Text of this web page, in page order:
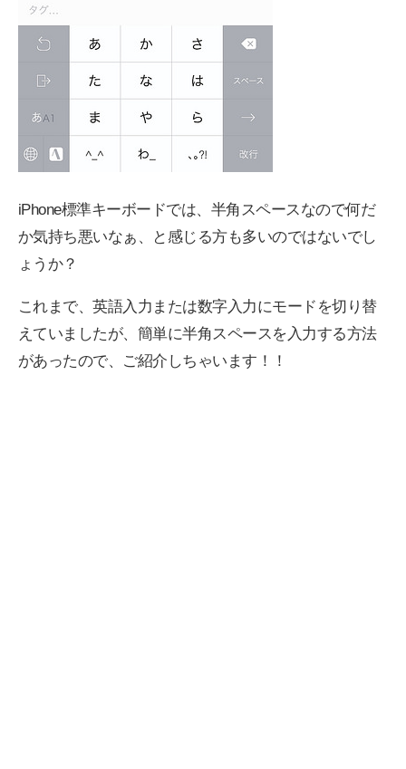
iPhone標準キーボードでは、半角スペースなので何だ
か気持ち悪いなぁ、と感じる方も多いのではないでし
ょうか？
これまで、英語入力または数字入力にモードを切り替
えていましたが、簡単に半角スペースを入力する方法
があったので、ご紹介しちゃいます！！